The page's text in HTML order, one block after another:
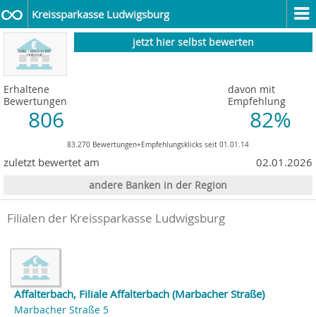
Kreissparkasse Ludwigsburg
jetzt hier selbst bewerten
Erhaltene
Bewertungen
806
davon mit
Empfehlung
82%
83.270 Bewertungen+Empfehlungsklicks seit 01.01.14
zuletzt bewertet am 02.01.2026
andere Banken in der Region
Filialen der Kreissparkasse Ludwigsburg
Affalterbach, Filiale Affalterbach (Marbacher Straße)
Marbacher Straße 5